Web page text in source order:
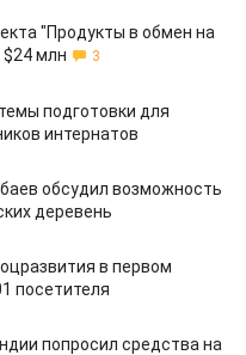
"Продукты в обмен на
млн
3
подготовки для
интернатов
обсудил возможность
деревень
в первом
посетителя
попросил средства на